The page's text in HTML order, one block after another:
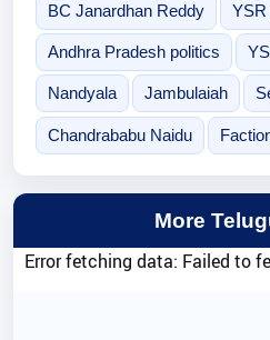
BC Janardhan Reddy YSR
Andhra Pradesh politics
Nandyala Jambulaiah
Chandrababu Naidu
More
Error fetching data: Failed to